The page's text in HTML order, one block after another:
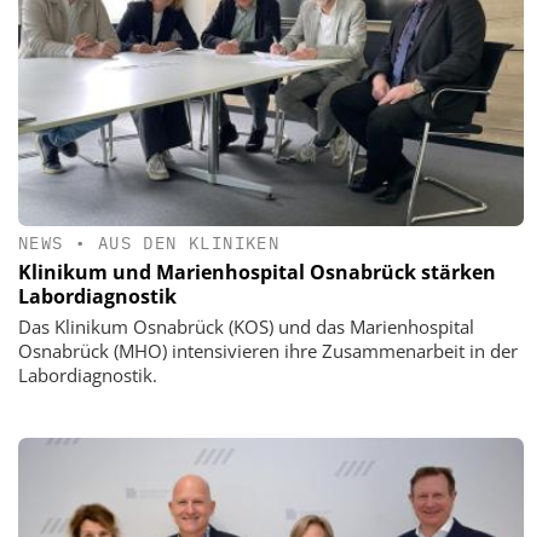
NEWS • AUS DEN KLINIKEN
Klinikum und Marienhospital Osnabrück stärken
Labordiagnostik
Das Klinikum Osnabrück (KOS) und das Marienhospital
Osnabrück (MHO) intensivieren ihre Zusammenarbeit in der
Labordiagnostik.